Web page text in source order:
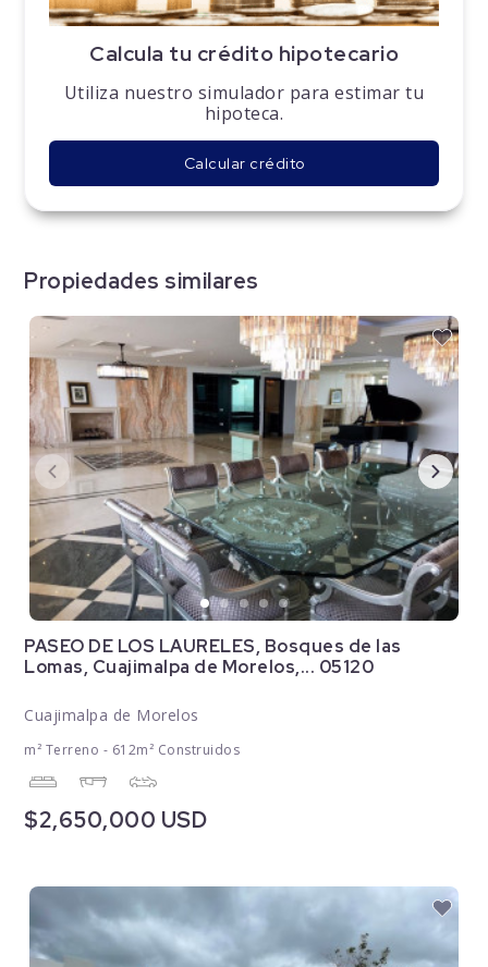
Calcula tu crédito hipotecario
Utiliza nuestro simulador para estimar tu
hipoteca.
Calcular crédito
Propiedades similares
PASEO DE LOS LAURELES, Bosques de las
Lomas, Cuajimalpa de Morelos,... 05120
Cuajimalpa de Morelos
m² Terreno - 612m² Construidos
$2,650,000 USD